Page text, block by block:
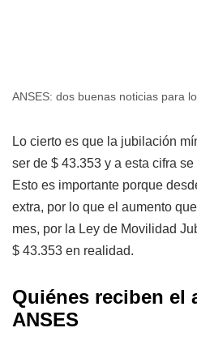
ANSES: dos buenas noticias para
Lo cierto es que la jubilación
ser de $ 43.353 y a esta cifra
Esto es importante porque
extra, por lo que el aumento
mes, por la Ley de Movilidad
$ 43.353 en realidad.
Quiénes reciben el
ANSES